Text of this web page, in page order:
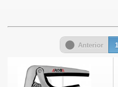
Anterior 1